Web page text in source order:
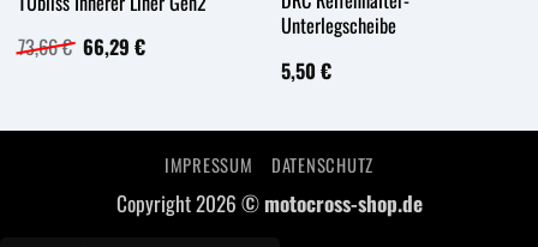
73,66€ Ursprünglicher
Preis
66,29 €Aktueller
Preis
Unterlegscheibe
5,50 €
IMPRESSUM DATENSCHUTZ
Copyright 2026 ©motocross-shop.de